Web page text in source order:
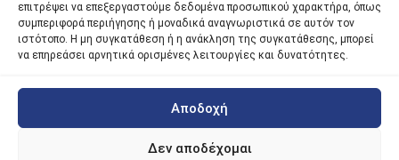
επιτρέψει να επεξεργαστούμε δεδομένα προσωπικού χαρακτήρα, όπως
συμπεριφορά περιήγησης ή μοναδικά αναγνωριστικά σε αυτόν τον
ιστότοπο. Η μη συγκατάθεση ή η ανάκληση της συγκατάθεσης, μπορεί
να επηρεάσει αρνητικά ορισμένες λειτουργίες και δυνατότητες.
Αποδοχή
Δεν αποδέχομαι
εντός του εσωτερικού χώρου εξυπηρέτησης και αναμονής του
κοινού, η εξυπηρέτησή του δύναται να πραγματοποιείται κατόπιν
προγραμματισμένου ραντεβού.
| iky.gr | All Rights Reserved
Designed and Developed by ACM Digital